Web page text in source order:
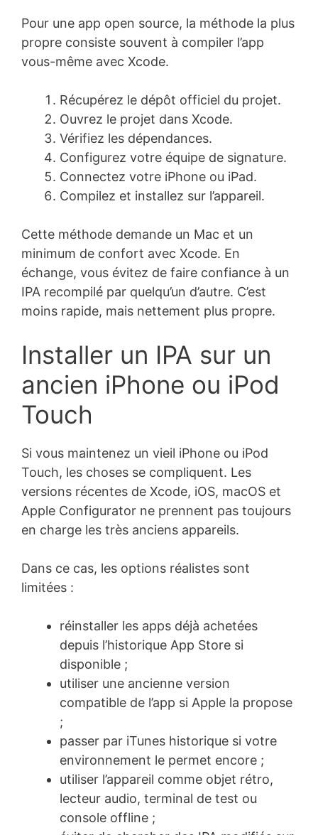
Pour une app open source, la méthode la plus
propre consiste souvent à compiler l’app
vous-même avec Xcode.
Récupérez le dépôt officiel du projet.
Ouvrez le projet dans Xcode.
Vérifiez les dépendances.
Configurez votre équipe de signature.
Connectez votre iPhone ou iPad.
Compilez et installez sur l’appareil.
Cette méthode demande un Mac et un
minimum de confort avec Xcode. En
échange, vous évitez de faire confiance à un
IPA recompilé par quelqu’un d’autre. C’est
moins rapide, mais nettement plus propre.
Installer un IPA sur un
ancien iPhone ou iPod
Touch
Si vous maintenez un vieil iPhone ou iPod
Touch, les choses se compliquent. Les
versions récentes de Xcode, iOS, macOS et
Apple Configurator ne prennent pas toujours
en charge les très anciens appareils.
Dans ce cas, les options réalistes sont
limitées :
réinstaller les apps déjà achetées
depuis l’historique App Store si
disponible ;
utiliser une ancienne version
compatible de l’app si Apple la propose
;
passer par iTunes historique si votre
environnement le permet encore ;
utiliser l’appareil comme objet rétro,
lecteur audio, terminal de test ou
console offline ;